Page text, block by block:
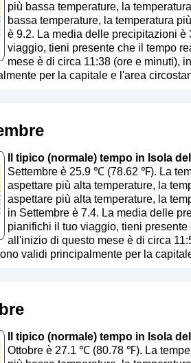
più bassa temperature, la
bassa temperature, la temperatura
è 9.2. La media delle precipitazioni è
viaggio, tieni presente che il tempo
mese è di circa 11:38 (ore e minuti),
per la capitale e l'area
Il tipico (normale) tempo in Isola
Settembre è 25.9 ℃ (78.62 ℉). La
aspettare più alta temperature, la
aspettare più alta temperature, la
in Settembre è 7.4. La media delle
pianifichi il tuo viaggio, tieni
all'inizio di questo mese è di circa
validi principalmente per la
Il tipico (normale) tempo in Isola
Ottobre è 27.1 ℃ (80.78 ℉). La